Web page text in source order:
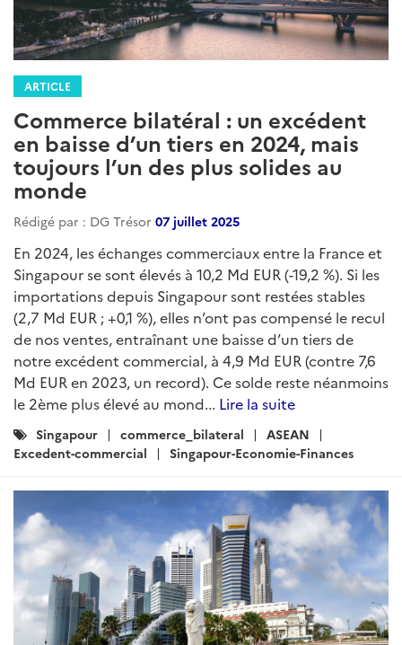
ARTICLE
Commerce bilatéral : un excédent
en baisse d’un tiers en 2024, mais
toujours l’un des plus solides au
monde
Rédigé par : DG Trésor 07 juillet 2025
En 2024, les échanges commerciaux entre la France et
Singapour se sont élevés à 10,2 Md EUR (-19,2 %). Si les
importations depuis Singapour sont restées stables
(2,7 Md EUR ; +0,1 %), elles n’ont pas compensé le recul
de nos ventes, entraînant une baisse d’un tiers de
notre excédent commercial, à 4,9 Md EUR (contre 7,6
Md EUR en 2023, un record). Ce solde reste néanmoins
le 2ème plus élevé au mond... Lire la suite
Catégories
:
Singapour commerce_bilateral
ASEAN
Excedent-commercial
Singapour-Economie-Finances